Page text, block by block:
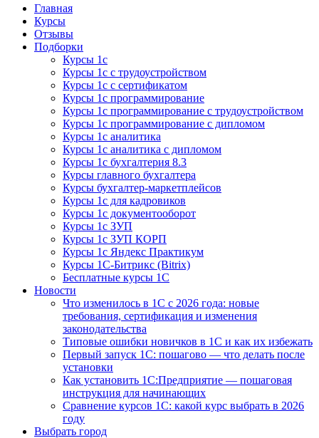
Курсы 1С
Курсы 1С официальная сертификация
Главная
Курсы
Отзывы
Подборки
Курсы 1с
Курсы 1с с трудоустройством
Курсы 1с с сертификатом
Курсы 1с программирование
Курсы 1с программирование с трудоустройством
Курсы 1с программирование с дипломом
Курсы 1с аналитика
Курсы 1с аналитика с дипломом
Курсы 1с бухгалтерия 8.3
Курсы главного бухгалтера
Курсы бухгалтер-маркетплейсов
Курсы 1с для кадровиков
Курсы 1с документооборот
Курсы 1с ЗУП
Курсы 1с ЗУП КОРП
Курсы 1с Яндекс Практикум
Курсы 1С-Битрикс (Bitrix)
Бесплатные курсы 1С
Новости
Что изменилось в 1С с 2026 года: новые
требования, сертификация и изменения
законодательства
Типовые ошибки новичков в 1С и как их избежать
Первый запуск 1С: пошагово — что делать после
установки
Как установить 1С:Предприятие — пошаговая
инструкция для начинающих
Сравнение курсов 1С: какой курс выбрать в 2026
году
Выбрать город